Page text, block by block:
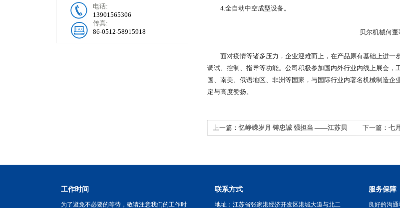
电话:
13901565306
传真:
86-0512-58915918
4.全自动中空成型设备。
贝尔机械何
面对疫情等诸多压力，企业迎难而上，在产品原有基础上进一
调试、控制、指导等功能。公司积极参加国内外行业内线上展会
国、南美、俄语地区、非洲等国家，与国际行业内著名机械制造
定与高度赞扬。
上一篇：忆峥嵘岁月 铸忠诚 强担当 ——江苏贝
下一篇： 七
工作时间
为了避免不必要的等待，敬请注意我们的工作时
联系方式
地址：江苏省张家港经济开发区港城大道与北二
服务保障
良好的沟